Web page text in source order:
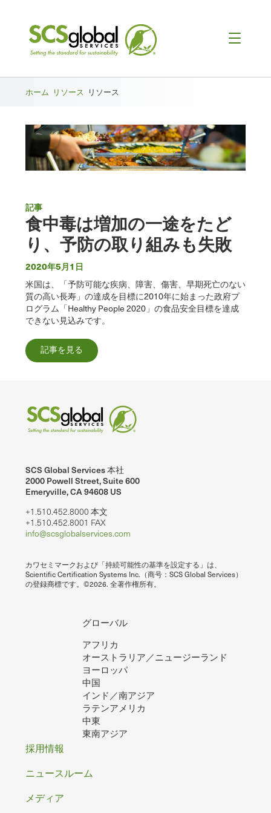
ホーム リソース リソース
記事
食中毒は増加の一途をたど
り、予防の取り組みも失敗
2020年5月1日
米国は、「予防可能な疾病、障害、傷害、早期死亡のない
質の高い長寿」の達成を目標に2010年に始まった政府プ
ログラム「Healthy People 2020」の食品安全目標を達成
できない見込みです。
記事を見る
SCS Global Services 本社
2000 Powell Street, Suite 600
Emeryville, CA 94608 US
+1.510.452.8000 本文
+1.510.452.8001 FAX
info@scsglobalservices.com
カワセミマークおよび「持続可能性の基準を設定する」は、
Scientific Certification Systems Inc.（商号：SCS Global Services）
の登録商標です。©2026. 全著作権所有。
グローバル
アフリカ
オーストラリア／ニュージーランド
ヨーロッパ
中国
インド／南アジア
ラテンアメリカ
中東
東南アジア
フ
ッ
タ
採用情報
ニュースルーム
メディア